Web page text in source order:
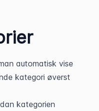
automatisk vise
kategori øverst
kategorien